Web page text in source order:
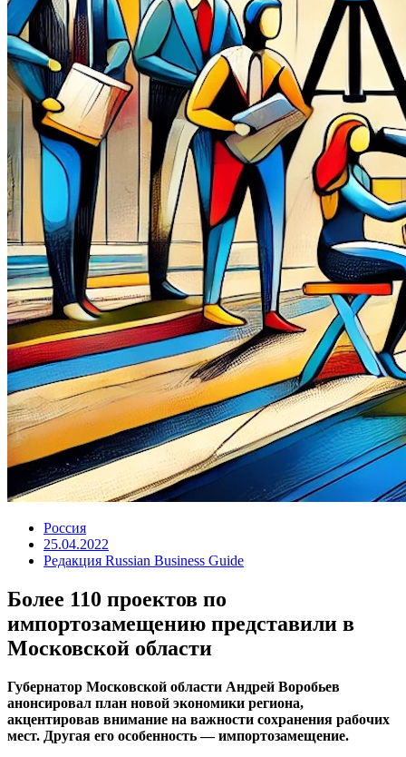
Россия
25.04.2022
Редакция Russian Business Guide
Более 110 проектов по
импортозамещению представили в
Московской области
Губернатор Московской области Андрей Воробьев
анонсировал план новой экономики региона,
акцентировав внимание на важности сохранения рабочих
мест. Другая его особенность — импортозамещение.